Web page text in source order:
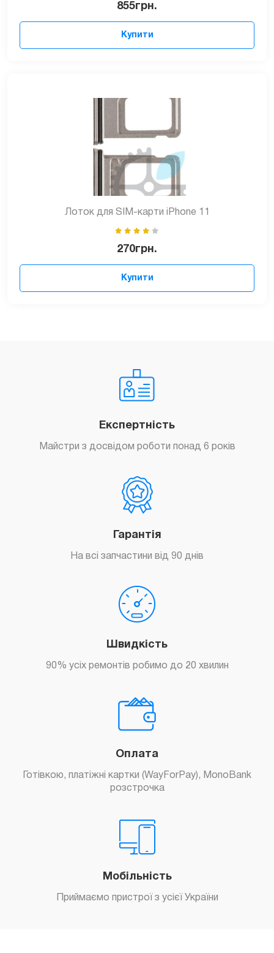
855грн.
Купити
Лоток для SIM-карти iPhone 11
270грн.
Купити
Експертність
Майстри з досвідом роботи понад 6 років
Гарантія
На всі запчастини від 90 днів
Швидкість
90% усіх ремонтів робимо до 20 хвилин
Оплата
Готівкою, платіжні картки (WayForPay), MonoBank
розстрочка
Мобільність
Приймаємо пристрої з усієї України